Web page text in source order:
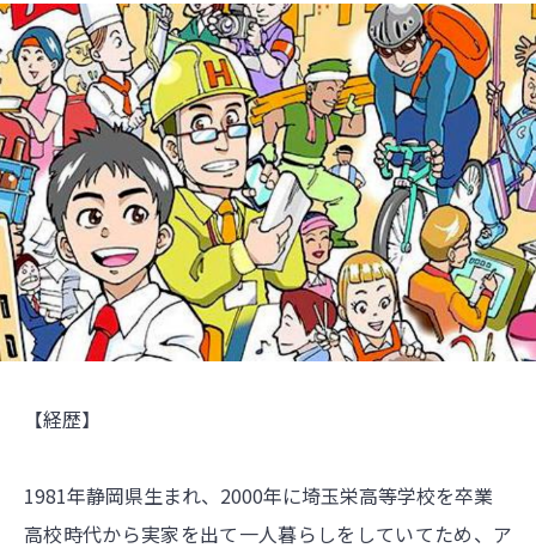
【経歴】
1981年静岡県生まれ、2000年に埼玉栄高等学校を卒業
高校時代から実家を出て一人暮らしをしていてため、ア